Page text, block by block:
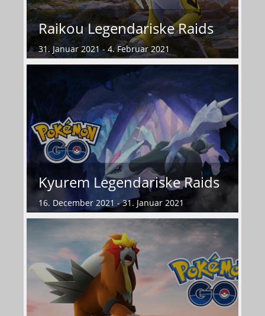
Raikou Legendariske Raids
31. Januar 2021 - 4. Februar 2021
Kyurem Legendariske Raids
16. December 2021 - 31. Januar 2021